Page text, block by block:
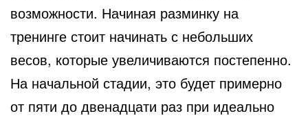
возможности. Начиная разминку на
тренинге стоит начинать с небольших
весов, которые увеличиваются постепенно.
На начальной стадии, это будет примерно
от пяти до двенадцати раз при идеально